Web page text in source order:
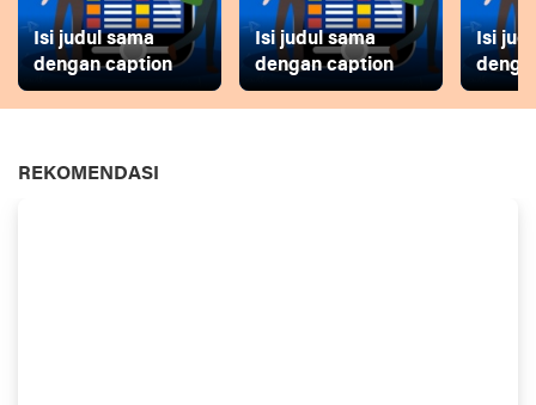
Isi judul sama
dengan caption
Isi judul sama
dengan caption
Isi
REKOMENDASI